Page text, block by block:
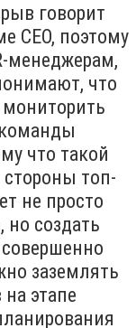
говорит
СЕО, поэтому
менеджерам,
что
мониторить
что такой
топ-
не просто
но создать
заземлять
этапе